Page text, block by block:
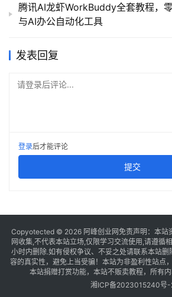
腾讯AI龙虾WorkBuddy全套教程，
与AI办公自动化工具
发表回复
请登录后评论...
登录后才能评论
提交
Copyotected © 2026 阿峰创业网 免责声明：本站
网收集,不代表本站立场,仅限学习交流使用,请遵循
小时内删除.如有侵权争议、不妥之处请联系本站
容的真实性，避免上当受骗！本站为非盈利性站点
本站捐赠打赏功能，本站不贩卖教程，所有内
湘ICP备2023015240号-